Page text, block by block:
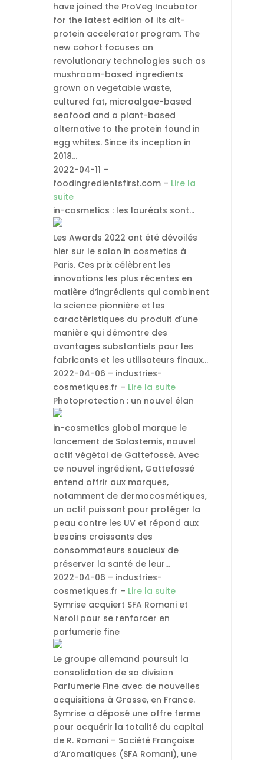
have joined the ProVeg Incubator
for the latest edition of its alt-
protein accelerator program. The
new cohort focuses on
revolutionary technologies such as
mushroom-based ingredients
grown on vegetable waste,
cultured fat, microalgae-based
seafood and a plant-based
alternative to the protein found in
egg whites. Since its inception in
2018…
2022-04-11 –
foodingredientsfirst.com – Lire la
suite
in-cosmetics : les lauréats sont…
Les Awards 2022 ont été dévoilés
hier sur le salon in cosmetics à
Paris. Ces prix célèbrent les
innovations les plus récentes en
matière d’ingrédients qui combinent
la science pionnière et les
caractéristiques du produit d’une
manière qui démontre des
avantages substantiels pour les
fabricants et les utilisateurs finaux…
2022-04-06 – industries-
cosmetiques.fr – Lire la suite
Photoprotection : un nouvel élan
in-cosmetics global marque le
lancement de Solastemis, nouvel
actif végétal de Gattefossé. Avec
ce nouvel ingrédient, Gattefossé
entend offrir aux marques,
notamment de dermocosmétiques,
un actif puissant pour protéger la
peau contre les UV et répond aux
besoins croissants des
consommateurs soucieux de
préserver la santé de leur…
2022-04-06 – industries-
cosmetiques.fr – Lire la suite
Symrise acquiert SFA Romani et
Neroli pour se renforcer en
parfumerie fine
Le groupe allemand poursuit la
consolidation de sa division
Parfumerie Fine avec de nouvelles
acquisitions à Grasse, en France.
Symrise a déposé une offre ferme
pour acquérir la totalité du capital
de R. Romani – Société Française
d’Aromatiques (SFA Romani), une